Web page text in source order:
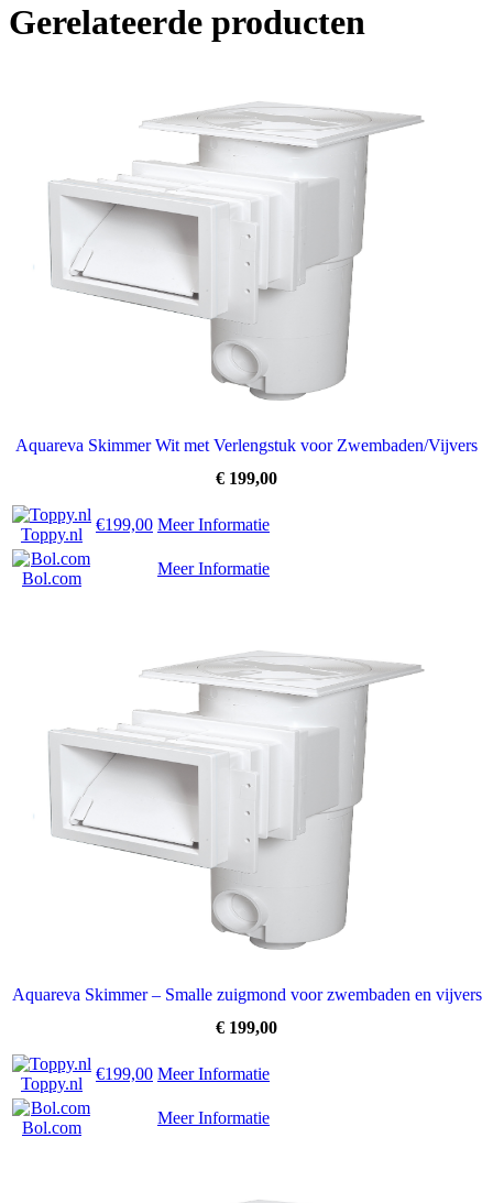
Gerelateerde producten
Aquareva Skimmer Wit met Verlengstuk voor Zwembaden/Vijvers
€ 199,00
Toppy.nl
€199,00 Meer Informatie
Bol.com
Meer Informatie
Aquareva Skimmer – Smalle zuigmond voor zwembaden en vijvers
€ 199,00
Toppy.nl
€199,00 Meer Informatie
Bol.com
Meer Informatie